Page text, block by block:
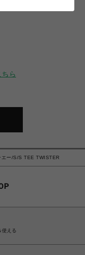
ちら
エー/S/S TEE TWISTER
使える